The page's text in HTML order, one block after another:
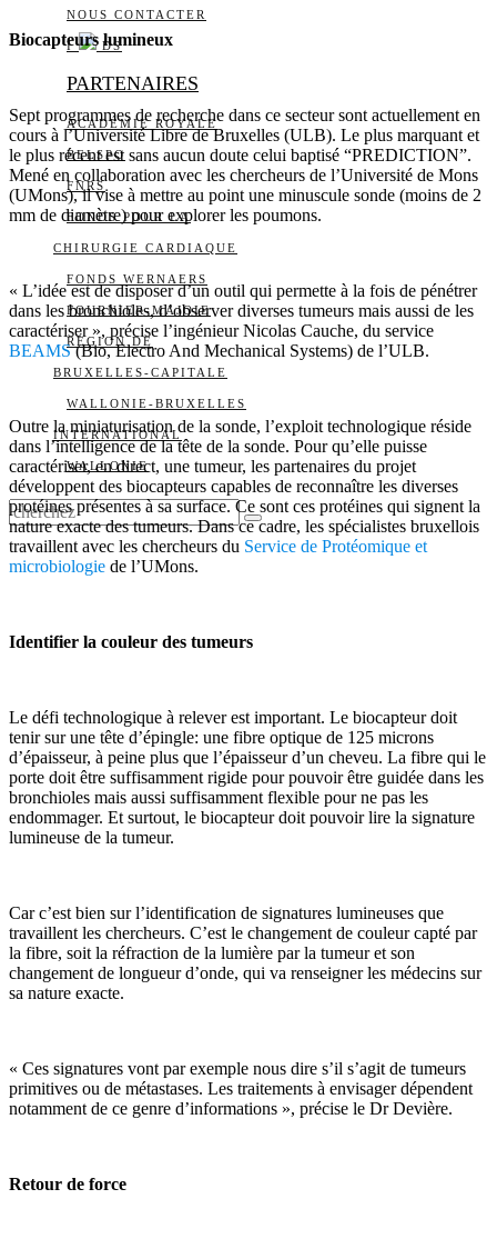
NOUS CONTACTER
I DS
PARTENAIRES
ACADÉMIE ROYALE
BELSPO
FNRS
FONDS POUR LA
CHIRURGIE CARDIAQUE
FONDS WERNAERS
FOURNIER-MAJOIE
RÉGION DE
BRUXELLES-CAPITALE
WALLONIE-BRUXELLES
INTERNATIONAL
WALLONIE
Biocapteurs lumineux
Sept programmes de recherche dans ce secteur sont actuellement en
cours à l’Université Libre de Bruxelles (ULB). Le plus marquant et
le plus récent est sans aucun doute celui baptisé “PREDICTION”.
Mené en collaboration avec les chercheurs de l’Université de Mons
(UMons), il vise à mettre au point une minuscule sonde (moins de 2
mm de diamètre) pour explorer les poumons.
« L’idée est de disposer d’un outil qui permette à la fois de pénétrer
dans les bronchioles, d’observer diverses tumeurs mais aussi de les
caractériser », précise l’ingénieur Nicolas Cauche, du service
BEAMS(Bio, Electro And Mechanical Systems) de l’ULB.
Outre la miniaturisation de la sonde, l’exploit technologique réside
dans l’intelligence de la tête de la sonde. Pour qu’elle puisse
caractériser, en direct, une tumeur, les partenaires du projet
développent des biocapteurs capables de reconnaître les diverses
protéines présentes à sa surface. Ce sont ces protéines qui signent la
nature exacte des tumeurs. Dans ce cadre, les spécialistes bruxellois
travaillent avec les chercheurs du Service de Protéomique et
microbiologie de l’UMons.
Identifier la couleur des tumeurs
Le défi technologique à relever est important. Le biocapteur doit
tenir sur une tête d’épingle: une fibre optique de 125 microns
d’épaisseur, à peine plus que l’épaisseur d’un cheveu. La fibre qui le
porte doit être suffisamment rigide pour pouvoir être guidée dans les
bronchioles mais aussi suffisamment flexible pour ne pas les
endommager. Et surtout, le biocapteur doit pouvoir lire la signature
lumineuse de la tumeur.
Car c’est bien sur l’identification de signatures lumineuses que
travaillent les chercheurs. C’est le changement de couleur capté par
la fibre, soit la réfraction de la lumière par la tumeur et son
changement de longueur d’onde, qui va renseigner les médecins sur
sa nature exacte.
« Ces signatures vont par exemple nous dire s’il s’agit de tumeurs
primitives ou de métastases. Les traitements à envisager dépendent
notamment de ce genre d’informations », précise le Dr Devière.
Retour de force